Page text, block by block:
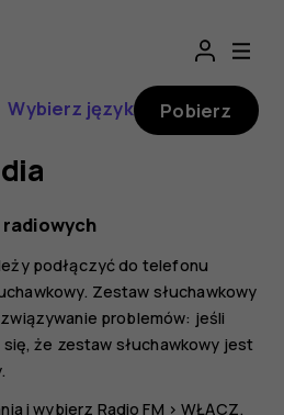
Wybierz język Pobierz
podłączyć do telefonu
Zestaw słuchawkowy
problemów: jeśli
że zestaw słuchawkowy jest
i wybierz Radio FM >WŁĄCZ.